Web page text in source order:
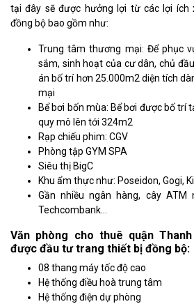
tại đây sẽ được hưởng lợi từ các lợi ích
đồng bộ bao gồm như:
Trung tâm thương mại: Để phục
sắm, sinh hoạt của cư dân, chủ
án bố trí hơn 25.000m2 diện tích
mại
Bể bơi bốn mùa: Bể bơi được bố trí
quy mô lên tới 324m2
Rạp chiếu phim: CGV
Phòng tập GYM SPA
Siêu thị BigC
Khu ẩm thực như: Poseidon, Gogi,
Gần nhiều ngân hàng, cây ATM
Techcombank…
Văn phòng cho thuê quận
được đầu tư trang thiết bị đồng bộ:
08 thang máy tốc độ cao
Hệ thống điều hoà trung tâm
Hệ thống điện dự phòng